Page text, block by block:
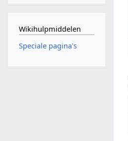
Wikihulpmiddelen
Speciale pagina's